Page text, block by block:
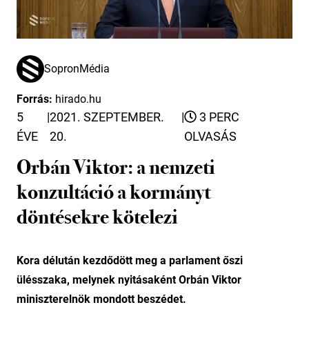
SopronMédia
Forrás: hirado.hu
5
ÉVE
|2021. SZEPTEMBER.
20.
|
3 PERC
OLVASÁS
Orbán Viktor: a nemzeti
konzultáció a kormányt
döntésekre kötelezi
Kora délután kezdődött meg a parlament őszi
ülésszaka, melynek nyitásaként Orbán Viktor
miniszterelnök mondott beszédet.